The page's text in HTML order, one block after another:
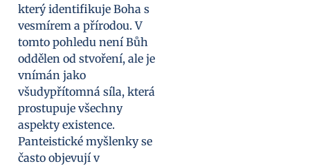
který identifikuje Boha s
vesmírem a přírodou. V
tomto pohledu není Bůh
oddělen od stvoření, ale je
vnímán jako
všudypřítomná síla, která
prostupuje všechny
aspekty existence.
Panteistické myšlenky se
často objevují v